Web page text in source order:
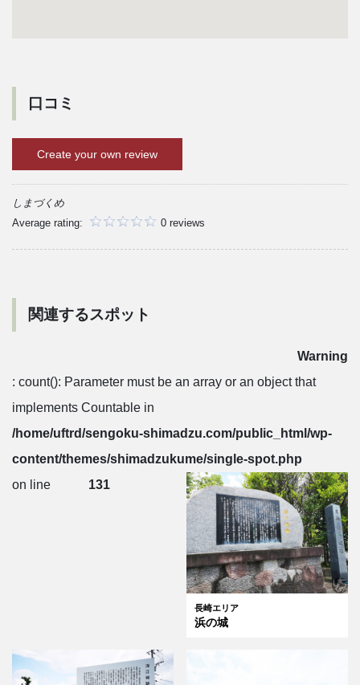
口コミ
Create your own review
しまづくめ
Average rating:
0 reviews
関連するスポット
Warning
: count(): Parameter must be an array or an object that
implements Countable in
/home/uftrd/sengoku-shimadzu.com/public_html/wp-
content/themes/shimadzukume/single-spot.php
on line
131
長崎エリア
浜の城